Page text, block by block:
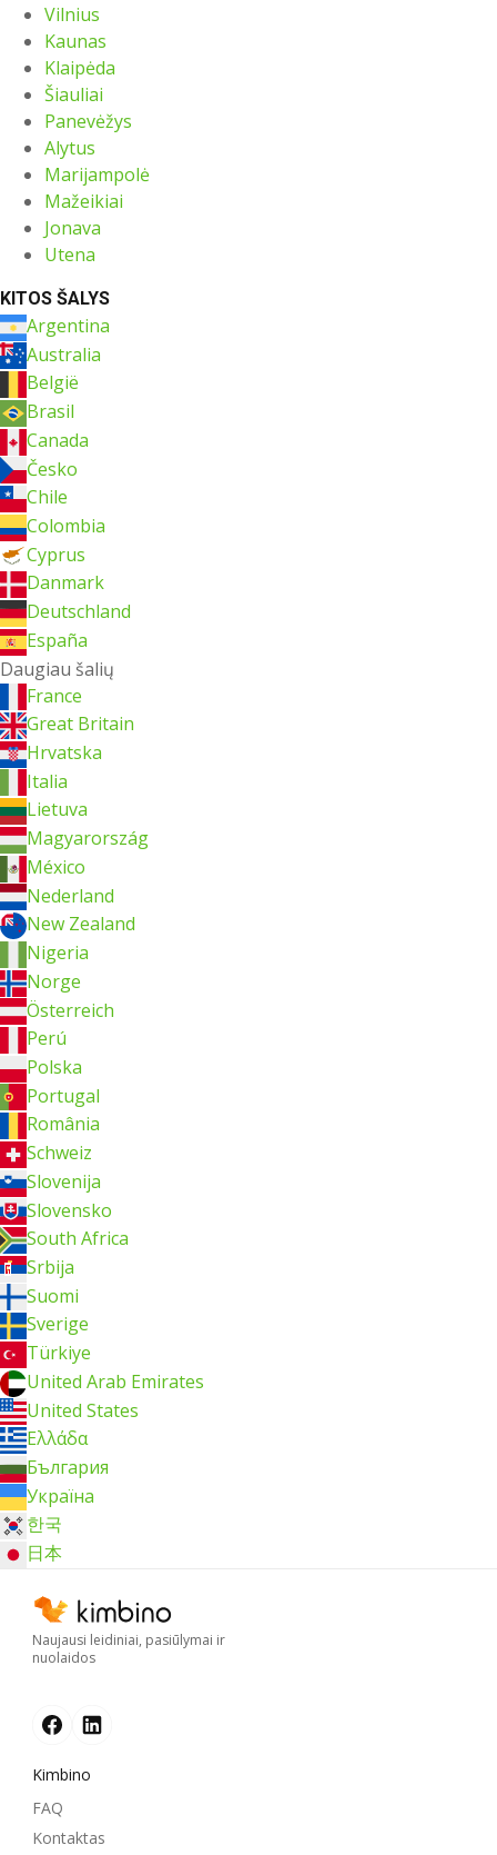
Vilnius
Kaunas
Klaipėda
Šiauliai
Panevėžys
Alytus
Marijampolė
Mažeikiai
Jonava
Utena
KITOS ŠALYS
Argentina
Australia
België
Brasil
Canada
Česko
Chile
Colombia
Cyprus
Danmark
Deutschland
España
Daugiau šalių
France
Great Britain
Hrvatska
Italia
Lietuva
Magyarország
México
Nederland
New Zealand
Nigeria
Norge
Österreich
Perú
Polska
Portugal
România
Schweiz
Slovenija
Slovensko
South Africa
Srbija
Suomi
Sverige
Türkiye
United Arab Emirates
United States
Ελλάδα
България
Україна
한국
日本
Naujausi leidiniai, pasiūlymai ir
nuolaidos
Kimbino
FAQ
Kontaktas